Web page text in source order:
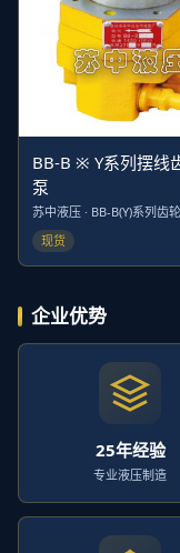
BB-B ※ Y系列摆线
泵
苏中液压 · BB-B(Y)系列齿
现货
企业优势
25年经验
专业液压制造